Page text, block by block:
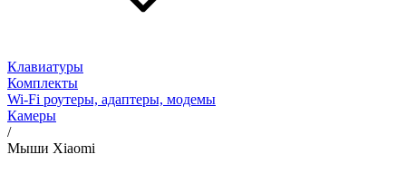
Клавиатуры
Комплекты
Wi-Fi роутеры, адаптеры, модемы
Камеры
/
Мыши Xiaomi